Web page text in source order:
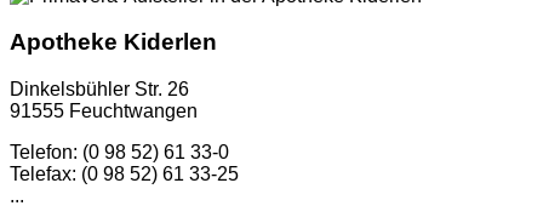
Apotheke Kiderlen
Dinkelsbühler Str. 26
91555 Feuchtwangen
Telefon: (0 98 52) 61 33-0
Telefax: (0 98 52) 61 33-25
...